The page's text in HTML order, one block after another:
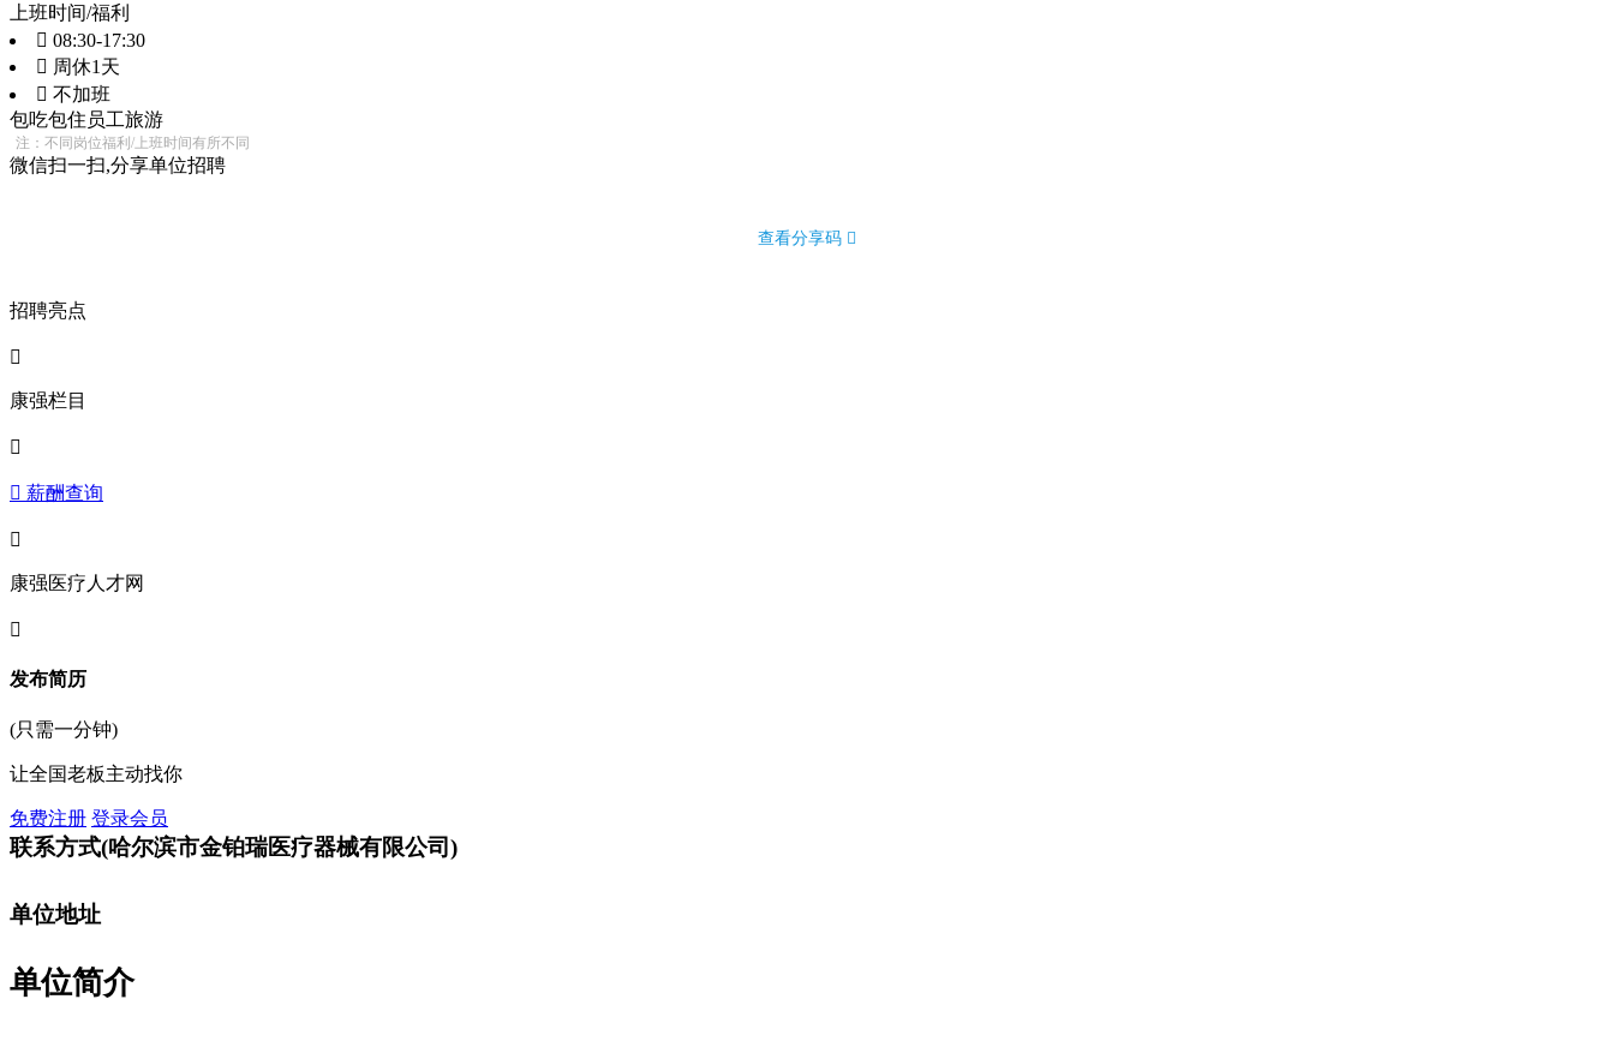
上班时间/福利
 08:30-17:30
 周休1天
 不加班
包吃包住 员工旅游
注：不同岗位福利/上班时间有所不同
微信扫一扫,分享单位招聘
查看分享码 
招聘亮点

康强栏目

 薪酬查询

康强医疗人才网

发布简历
(只需一分钟)
让全国老板主动找你
免费注册 登录会员
联系方式(哈尔滨市金铂瑞医疗器械有限公司)
单位地址
单位简介